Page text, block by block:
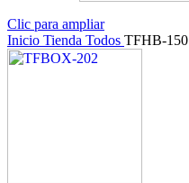
Clic para ampliar
Inicio Tienda Todos TFHB-150